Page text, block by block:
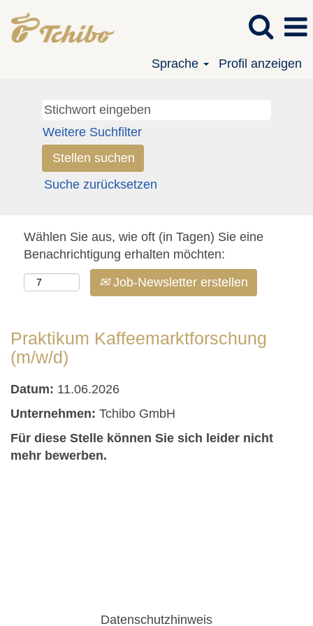
Sprache Profil anzeigen
Weitere Suchfilter
Suche zurücksetzen
Wählen Sie aus, wie oft (in Tagen) Sie eine
Benachrichtigung erhalten möchten:
Job-Newsletter erstellen
Praktikum Kaffeemarktforschung
(m/w/d)
Datum: 11.06.2026
Unternehmen: Tchibo GmbH
Für diese Stelle können Sie sich leider nicht
mehr bewerben.
Datenschutzhinweis